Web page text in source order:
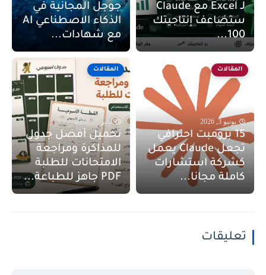
لـ Excel مع Claude
ستضاعف إنتاجيتك
100...
جوجل المجانية في
الذكاء الاصطناعي AI
مع شهادات...
المقالات
يونيو 3, 2026
15 برومبت احترافي
تجعل Claude يعمل
كشركة استشارات
كاملة مجانا...
المقالات
مايو 15, 2026
تحميل أفضل جدول
للمذاكرة ومراجعة
الامتحانات للطلبة
PDF جاهز للطباعة...
تعليقات